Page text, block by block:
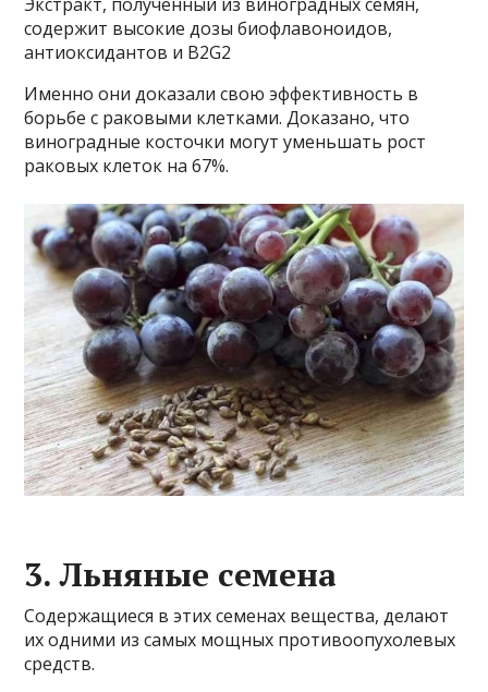
содержит высокие дозы биофлавоноидов,
антиоксидантов и B2G2
Именно они доказали свою эффективность в
борьбе с раковыми клетками. Доказано, что
виноградные косточки могут уменьшать рост
раковых клеток на 67%.
3. Льняные семена
Содержащиеся в этих семенах вещества, делают
их одними из самых мощных противоопухолевых
средств.